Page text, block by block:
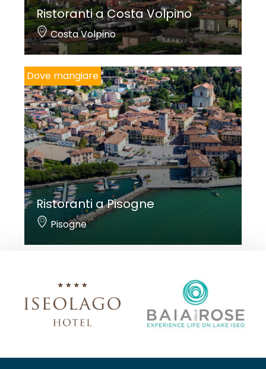
Ristoranti a Costa Volpino
Costa Volpino
Dove mangiare
Ristoranti a Pisogne
Pisogne